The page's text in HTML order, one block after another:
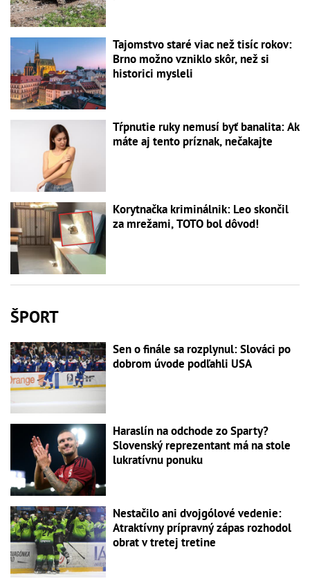
Tajomstvo staré viac než tisíc rokov:
Brno možno vzniklo skôr, než si
historici mysleli
Tŕpnutie ruky nemusí byť banalita: Ak
máte aj tento príznak, nečakajte
Korytnačka kriminálnik: Leo skončil
za mrežami, TOTO bol dôvod!
ŠPORT
Sen o finále sa rozplynul: Slováci po
dobrom úvode podľahli USA
Haraslín na odchode zo Sparty?
Slovenský reprezentant má na stole
lukratívnu ponuku
Nestačilo ani dvojgólové vedenie:
Atraktívny prípravný zápas rozhodol
obrat v tretej tretine